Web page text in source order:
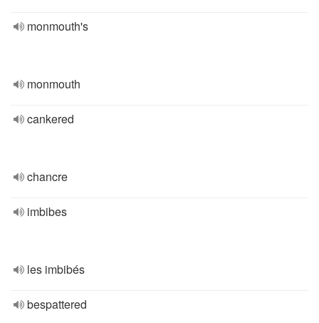
monmouth's
monmouth
cankered
chancre
imbibes
les imbibés
bespattered